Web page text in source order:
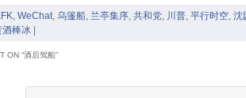
, WeChat, 乌篷船, 兰亭集序, 共和党, 川普, 平行时空, 沈
酒棒冰
ON “酒后驾船”